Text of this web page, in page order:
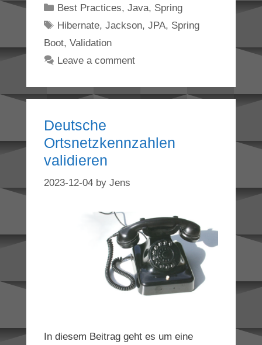
Categories
Best Practices, Java, Spring
Tags
Hibernate, Jackson, JPA, Spring
Boot, Validation
Leave a comment
Deutsche
Ortsnetzkennzahlen
validieren
2023-12-04 by Jens
In diesem Beitrag geht es um eine